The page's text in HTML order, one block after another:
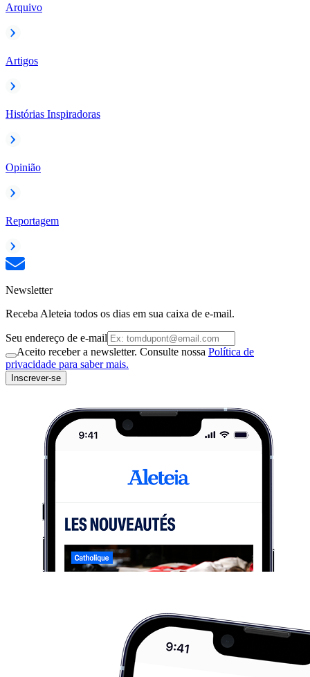
Arquivo
Artigos
Histórias Inspiradoras
Opinião
Reportagem
Newsletter
Receba Aleteia todos os dias em sua caixa de e-mail.
Seu endereço de e-mail
Aceito receber a newsletter. Consulte nossa Política de
privacidade para saber mais.
Inscrever-se